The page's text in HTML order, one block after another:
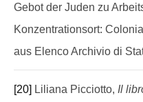
Gebot der Juden zu
Konzentrationsort:
aus Elenco Archivio di
[20] Liliana Picciotto, Il